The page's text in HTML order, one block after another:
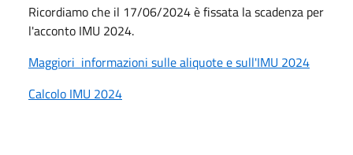
Ricordiamo che il 17/06/2024 è fissata la scadenza per
l'acconto IMU 2024.
Maggiori informazioni sulle aliquote e sull'IMU 2024
Calcolo IMU 2024